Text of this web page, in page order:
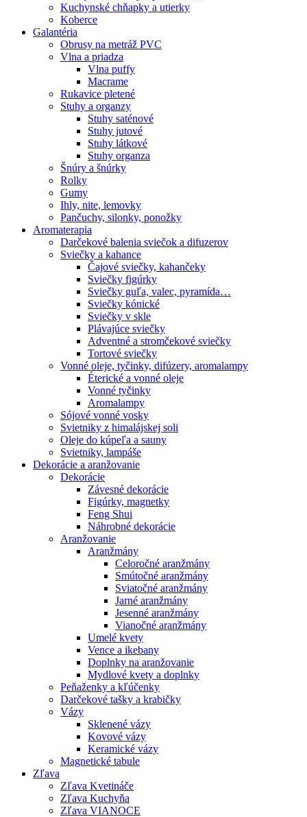
Kuchynské chňapky a utierky
Koberce
Galantéria
Obrusy na metráž PVC
Vlna a priadza
Vlna puffy
Macrame
Rukavice pletené
Stuhy a organzy
Stuhy saténové
Stuhy jutové
Stuhy látkové
Stuhy organza
Šnúry a šnúrky
Rolky
Gumy
Ihly, nite, lemovky
Pančuchy, silonky, ponožky
Aromaterapia
Darčekové balenia sviečok a difuzerov
Sviečky a kahance
Čajové sviečky, kahančeky
Sviečky figúrky
Sviečky guľa, valec, pyramída…
Sviečky kónické
Sviečky v skle
Plávajúce sviečky
Adventné a stromčekové sviečky
Tortové sviečky
Vonné oleje, tyčinky, difúzery, aromalampy
Éterické a vonné oleje
Vonné tyčinky
Aromalampy
Sójové vonné vosky
Svietniky z himalájskej soli
Oleje do kúpeľa a sauny
Svietniky, lampáše
Dekorácie a aranžovanie
Dekorácie
Závesné dekorácie
Figúrky, magnetky
Feng Shui
Náhrobné dekorácie
Aranžovanie
Aranžmány
Celoročné aranžmány
Smútočné aranžmány
Sviatočné aranžmány
Jarné aranžmány
Jesenné aranžmány
Vianočné aranžmány
Umelé kvety
Vence a ikebany
Doplnky na aranžovanie
Mydlové kvety a doplnky
Peňaženky a kľúčenky
Darčekové tašky a krabičky
Vázy
Sklenené vázy
Kovové vázy
Keramické vázy
Magnetické tabule
Zľava
Zľava Kvetináče
Zľava Kuchyňa
Zľava VIANOCE